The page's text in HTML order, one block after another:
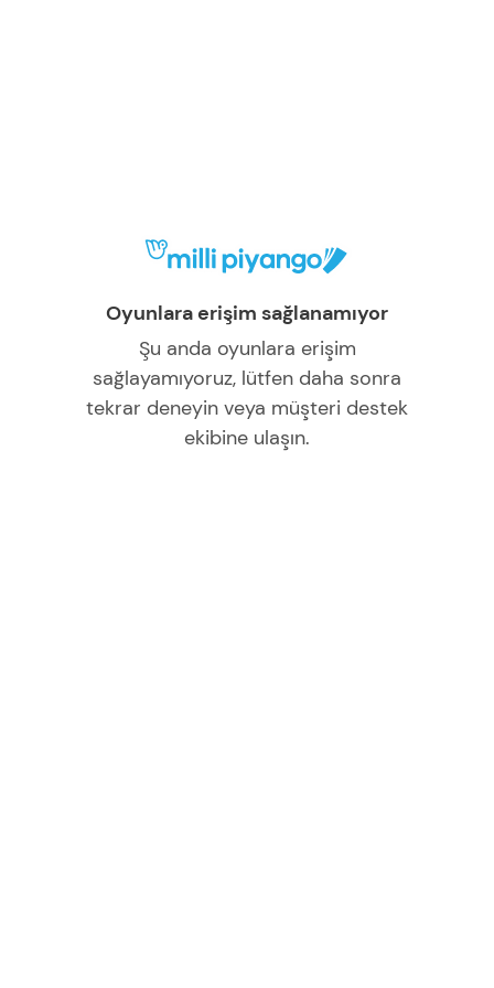
Oyunlara erişim sağlanamıyor
Şu anda oyunlara erişim
sağlayamıyoruz, lütfen daha sonra
tekrar deneyin veya müşteri destek
ekibine ulaşın.